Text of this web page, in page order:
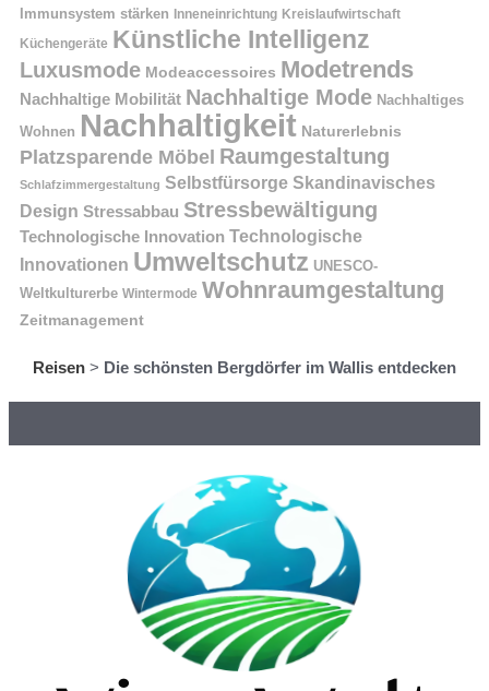
Immunsystem stärken Inneneinrichtung Kreislaufwirtschaft
Küchengeräte Künstliche Intelligenz
Luxusmode Modeaccessoires Modetrends
Nachhaltige Mobilität Nachhaltige Mode Nachhaltiges
Wohnen Nachhaltigkeit Naturerlebnis
Platzsparende Möbel Raumgestaltung
Schlafzimmergestaltung Selbstfürsorge Skandinavisches
Design Stressabbau Stressbewältigung
Technologische Innovation Technologische
Innovationen Umweltschutz UNESCO-
Weltkulturerbe Wintermode Wohnraumgestaltung
Zeitmanagement
Reisen > Die schönsten Bergdörfer im Wallis entdecken